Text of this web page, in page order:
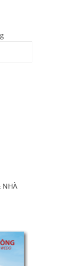
NHÀ